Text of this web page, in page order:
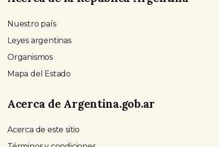
Nuestro país
Leyes argentinas
Organismos
Mapa del Estado
Acerca de Argentina.gob.ar
Acerca de este sitio